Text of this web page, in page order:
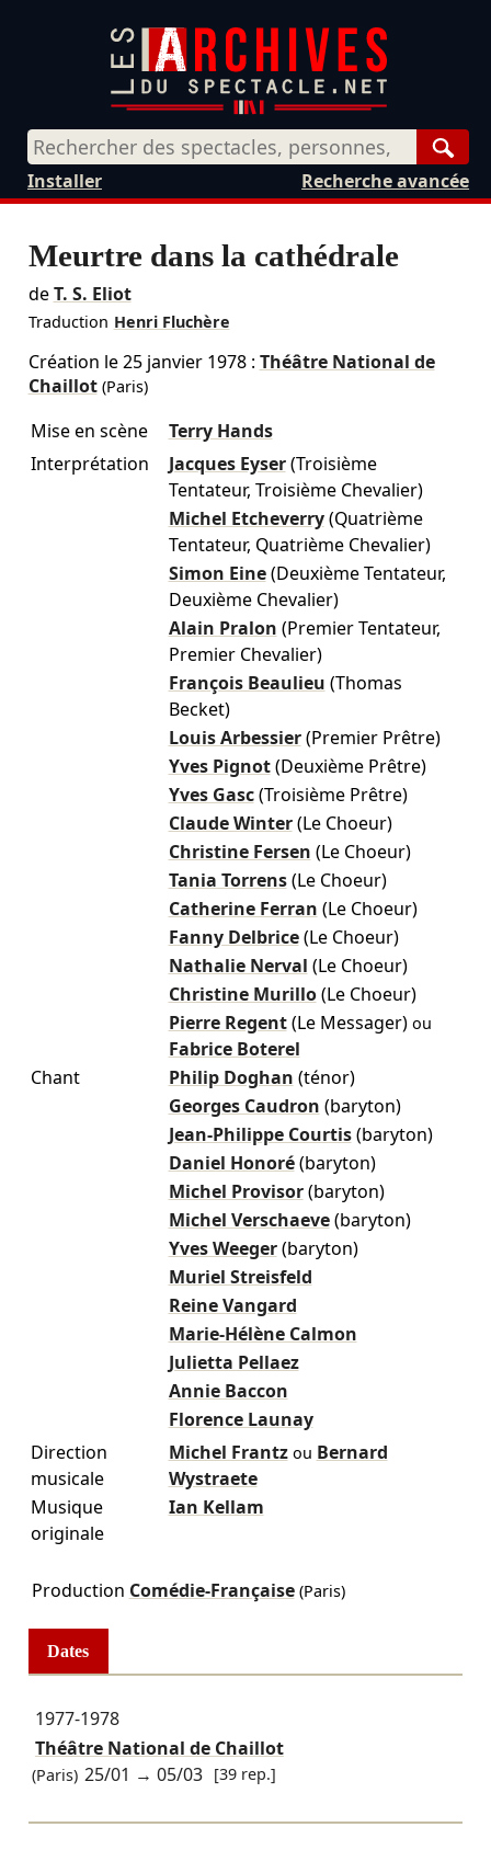
Recherche avancée
Installer
Meurtre dans la cathédrale
deT. S. Eliot
Traduction Henri Fluchère
Création le25 janvier 1978: Théâtre National de
Chaillot(Paris)
Mise en scène
Terry Hands
Interprétation
Jacques Eyser (Troisième
Tentateur, Troisième Chevalier)
Michel Etcheverry (Quatrième
Tentateur, Quatrième Chevalier)
Simon Eine (Deuxième Tentateur,
Deuxième Chevalier)
Alain Pralon (Premier Tentateur,
Premier Chevalier)
François Beaulieu (Thomas
Becket)
Louis Arbessier (Premier Prêtre)
Yves Pignot (Deuxième Prêtre)
Yves Gasc (Troisième Prêtre)
Claude Winter (Le Choeur)
Christine Fersen (Le Choeur)
Tania Torrens (Le Choeur)
Catherine Ferran (Le Choeur)
Fanny Delbrice (Le Choeur)
Nathalie Nerval (Le Choeur)
Christine Murillo (Le Choeur)
Pierre Regent (Le Messager) ou
Fabrice Boterel
Chant
Philip Doghan (ténor)
Georges Caudron (baryton)
Jean-Philippe Courtis (baryton)
Daniel Honoré (baryton)
Michel Provisor (baryton)
Michel Verschaeve (baryton)
Yves Weeger (baryton)
Muriel Streisfeld
Reine Vangard
Marie-Hélène Calmon
Julietta Pellaez
Annie Baccon
Florence Launay
Direction
musicale
Michel Frantz ou Bernard
Wystraete
Musique
originale
Ian Kellam
Production Comédie-Française(Paris)
Dates
1977-1978
Théâtre National de Chaillot
(Paris) 25/01 →05/03 [39 rep.]